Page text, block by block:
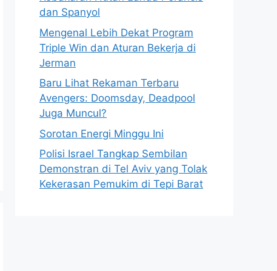
dan Spanyol
Mengenal Lebih Dekat Program
Triple Win dan Aturan Bekerja di
Jerman
Baru Lihat Rekaman Terbaru
Avengers: Doomsday, Deadpool
Juga Muncul?
Sorotan Energi Minggu Ini
Polisi Israel Tangkap Sembilan
Demonstran di Tel Aviv yang Tolak
Kekerasan Pemukim di Tepi Barat